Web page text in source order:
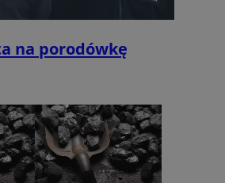
na porodówkę